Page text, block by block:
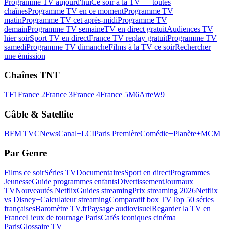
chaînesProgramme TV en ce momentProgramme TV
matinProgramme TV cet après-midiProgramme TV
demainProgramme TV semaineTV en direct gratuitAudiences TV
hier soirSport TV en directFrance TV replay gratuitProgramme TV
samediProgramme TV dimancheFilms à la TV ce soirRechercher
une émission
Chaînes TNT
TF1France 2France 3France 4France 5M6ArteW9
Câble & Satellite
BFM TVCNewsCanal+LCIParis PremièreComédie+Planète+MCM
Par Genre
Films ce soirSéries TVDocumentairesSport en directProgrammes
JeunesseGuide programmes enfantsDivertissementJournaux
TVNouveautés NetflixGuides streamingPrix streaming 2026Netflix
vs Disney+Calculateur streamingComparatif box TVTop 50 séries
françaisesBaromètre TV.frPaysage audiovisuelRegarder la TV en
FranceLieux de tournage ParisCafés iconiques cinéma
ParisGlossaire TV